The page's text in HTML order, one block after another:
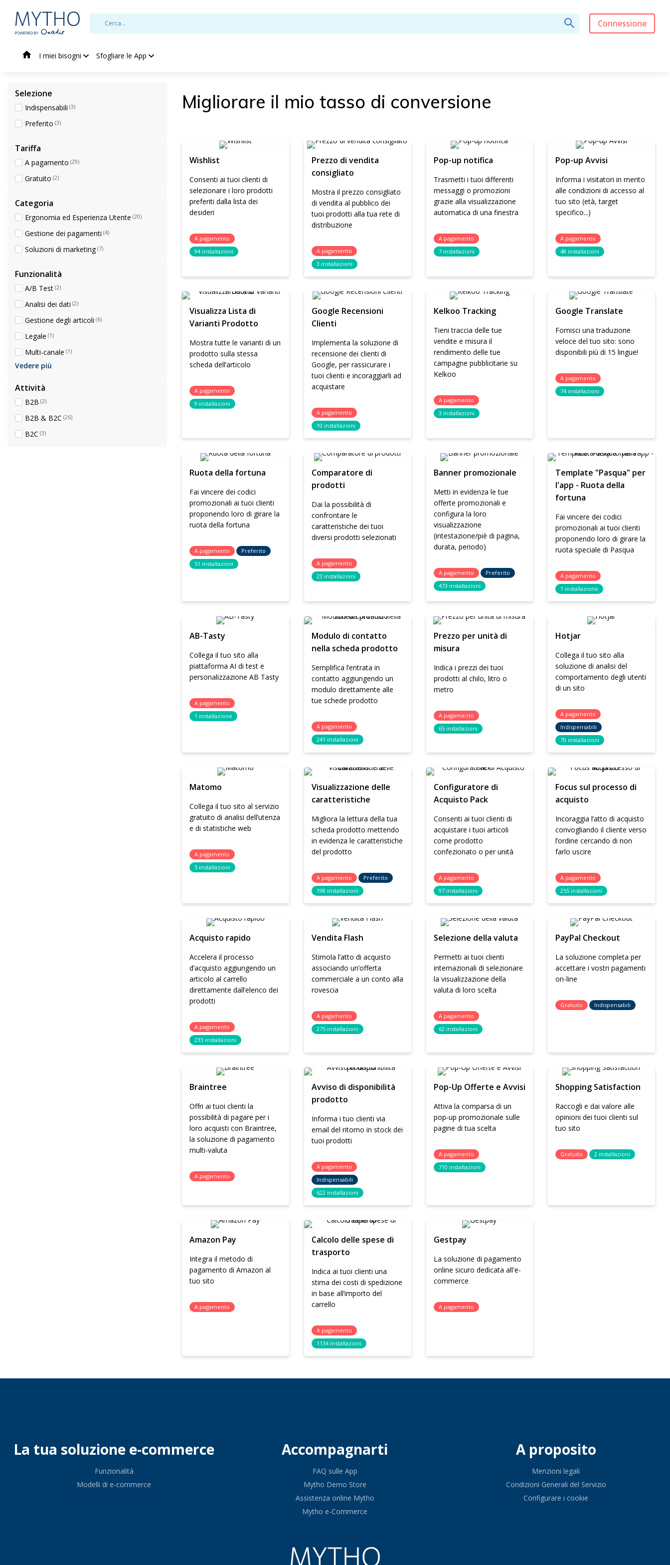
Connessione
I miei bisogni Sfogliare le App
Selezione
Indispensabili (3)
Preferito (3)
Tariffa
A pagamento (29)
Gratuito (2)
Categoria
Ergonomia ed Esperienza Utente (20)
Gestione dei pagamenti (4)
Soluzioni di marketing(7)
Funzionalità
A/B Test (2)
Analisi dei dati (2)
Gestione degli articoli (6)
Legale (1)
Multi-canale (1)
Vedere più
Attività
B2B (2)
B2B & B2C (26)
B2C (3)
Migliorare il mio tasso di conversione
Wishlist
Consenti ai tuoi clienti di
selezionare i loro prodotti
preferiti dalla lista dei
desideri
A pagamento
94 installazioni
Prezzo di vendita
consigliato
Mostra il prezzo consigliato
di vendita al pubblico dei
tuoi prodotti alla tua rete di
distribuzione
A pagamento
3 installazioni
Pop-up notifica
Trasmetti i tuoi differenti
messaggi o promozioni
grazie alla visualizzazione
automatica di una finestra
A pagamento
7 installazioni
Pop-up Avvisi
Informa i visitatori in merito
alle condizioni di accesso al
tuo sito (età, target
specifico...)
A pagamento
48 installazioni
Visualizza Lista di
Varianti Prodotto
Mostra tutte le varianti di un
prodotto sulla stessa
scheda dell’articolo
A pagamento
9 installazioni
Google Recensioni
Clienti
Implementa la soluzione di
recensione dei clienti di
Google, per rassicurare i
tuoi clienti e incoraggiarli ad
acquistare
A pagamento
10 installazioni
Kelkoo Tracking
Tieni traccia delle tue
vendite e misura il
rendimento delle tue
campagne pubblicitarie su
Kelkoo
A pagamento
3 installazioni
Google Translate
Fornisci una traduzione
veloce del tuo sito: sono
disponibili più di 15 lingue!
A pagamento
74 installazioni
Ruota della fortuna
Fai vincere dei codici
promozionali ai tuoi clienti
proponendo loro di girare la
ruota della fortuna
A pagamento
Preferito
51 installazioni
Comparatore di
prodotti
Dai la possibilità di
confrontare le
caratteristiche dei tuoi
diversi prodotti selezionati
A pagamento
23 installazioni
Banner promozionale
Metti in evidenza le tue
offerte promozionali e
configura la loro
visualizzazione
(intestazione/piè di pagina,
durata, periodo)
A pagamento
Preferito
473 installazioni
Template "Pasqua" per
l'app - Ruota della
fortuna
Fai vincere dei codici
promozionali ai tuoi clienti
proponendo loro di girare la
ruota speciale di Pasqua
A pagamento
1 installazione
AB-Tasty
Collega il tuo sito alla
piattaforma AI di test e
personalizzazione AB Tasty
A pagamento
1 installazione
Modulo di contatto
nella scheda prodotto
Semplifica l’entrata in
contatto aggiungendo un
modulo direttamente alle
tue schede prodotto
A pagamento
241 installazioni
Prezzo per unità di
misura
Indica i prezzi dei tuoi
prodotti al chilo, litro o
metro
A pagamento
65 installazioni
Hotjar
Collega il tuo sito alla
soluzione di analisi del
comportamento degli utenti
di un sito
A pagamento
Indispensabili
70 installazioni
Matomo
Collega il tuo sito al servizio
gratuito di analisi dell’utenza
e di statistiche web
A pagamento
5 installazioni
Visualizzazione delle
caratteristiche
Migliora la lettura della tua
scheda prodotto mettendo
in evidenza le caratteristiche
del prodotto
A pagamento
Preferito
198 installazioni
Configuratore di
Acquisto Pack
Consenti ai tuoi clienti di
acquistare i tuoi articoli
come prodotto
confezionato o per unità
A pagamento
97 installazioni
Focus sul processo di
acquisto
Incoraggia l’atto di acquisto
convogliando il cliente verso
l’ordine cercando di non
farlo uscire
A pagamento
255 installazioni
Acquisto rapido
Accelera il processo
d’acquisto aggiungendo un
articolo al carrello
direttamente dall’elenco dei
prodotti
A pagamento
233 installazioni
Vendita Flash
Stimola l’atto di acquisto
associando un’offerta
commerciale a un conto alla
rovescia
A pagamento
275 installazioni
Selezione della valuta
Permetti ai tuoi clienti
internazionali di selezionare
la visualizzazione della
valuta di loro scelta
A pagamento
62 installazioni
PayPal Checkout
La soluzione completa per
accettare i vostri pagamenti
on-line
Gratuito Indispensabili
Braintree
Offri ai tuoi clienti la
possibilità di pagare per i
loro acquisti con Braintree,
la soluzione di pagamento
multi-valuta
A pagamento
Avviso di disponibilità
prodotto
Informa i tuo clienti via
email del ritorno in stock dei
tuoi prodotti
A pagamento
Indispensabili
622 installazioni
Pop-Up Offerte e Avvisi
Attiva la comparsa di un
pop-up promozionale sulle
pagine di tua scelta
A pagamento
710 installazioni
Shopping Satisfaction
Raccogli e dai valore alle
opinioni dei tuoi clienti sul
tuo sito
Gratuito 2 installazioni
Amazon Pay
Integra il metodo di
pagamento di Amazon al
tuo sito
A pagamento
Calcolo delle spese di
trasporto
Indica ai tuoi clienti una
stima dei costi di spedizione
in base all’importo del
carrello
A pagamento
1134 installazioni
Gestpay
La soluzione di pagamento
online sicuro dedicata all'e-
commerce
A pagamento
La tua soluzione e-commerce
Funzionalità
Modelli di e-commerce
Accompagnarti
FAQ sulle App
Mytho Demo Store
Assistenza online Mytho
Mytho e-Commerce
A proposito
Menzioni legali
Condizioni Generali del Servizio
Configurare i cookie